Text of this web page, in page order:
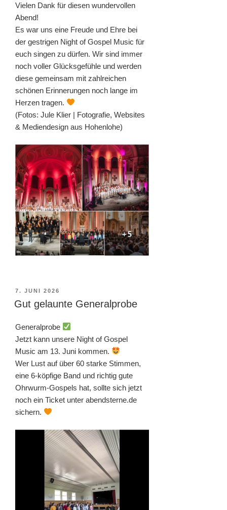
Vielen Dank für diesen wundervollen
Abend!
Es war uns eine Freude und Ehre bei
der gestrigen Night of Gospel Music für
euch singen zu dürfen. Wir sind immer
noch voller Glücksgefühle und werden
diese gemeinsam mit zahlreichen
schönen Erinnerungen noch lange im
Herzen tragen.
(Fotos: Jule Klier | Fotografie, Websites
& Mediendesign aus Hohenlohe)
VERÖFFENTLICHT
AM
7. JUNI 2026
Gut gelaunte Generalprobe
Generalprobe
Jetzt kann unsere Night of Gospel
Music am 13. Juni kommen.
Wer Lust auf über 60 starke Stimmen,
eine 6-köpfige Band und richtig gute
Ohrwurm-Gospels hat, sollte sich jetzt
noch ein Ticket unter abendsterne.de
sichern.